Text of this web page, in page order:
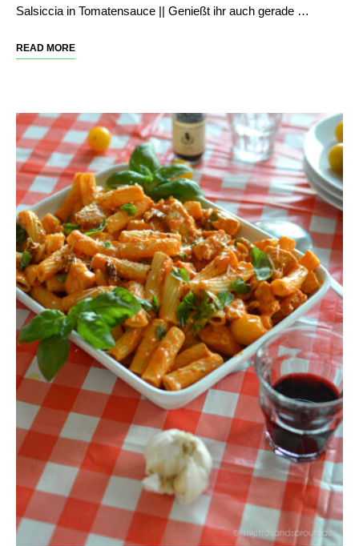
Salsiccia in Tomatensauce || Genießt ihr auch gerade …
READ MORE